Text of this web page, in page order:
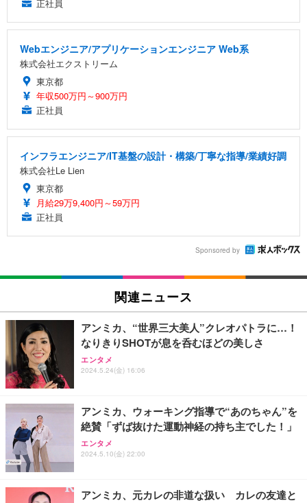
正社員
Webエンジニア/アプリケーションエンジニア Web系
株式会社エクストリーム
東京都
年収500万円～900万円
正社員
インフラエンジニア/IT基盤の設計・構築/丁寧な指導/業績好調
株式会社Le Lien
東京都
月給29万9,400円～59万円
正社員
Sponsored by
関連ニュース
アンミカ、“世界三大美人”クレオパトラに…！
なりきりSHOTが息を呑むほどの美しさ
エンタメ
2024.5.24(金) 16:06
アンミカ、ウォーキング指導で“あのちゃん”を
絶賛「ずば抜けた運動神経の持ち主でした！」
エンタメ
2024.5.10(金) 22:00
アンミカ、元カレの非道な扱い カレの友達と